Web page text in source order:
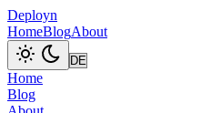
Deployn
HomeBlogAbout
Home
Blog